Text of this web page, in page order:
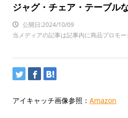
ジャグ・チェア・テーブル
公開日:2024/10/09
当メディアの記事は記事内に商品プロモー
アイキャッチ画像参照： Amazon